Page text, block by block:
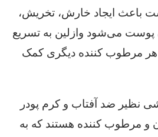
باعث ایجاد خارش، تخریش،
می‌شود وازلین به تسریع
هر مرطوب کننده دیگری کمک
نظیر ضد آفتاب و کرم پودر
و مرطوب کننده هستند که به